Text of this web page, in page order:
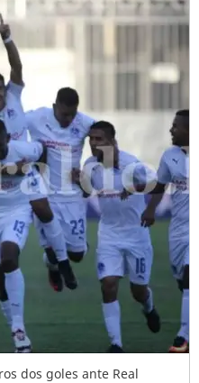
dos goles ante Real